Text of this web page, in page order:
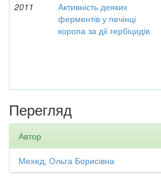
2011
Активність деяких
ферментів у печінці
коропа за дії гербіцидів
Перегляд
Автор
Мехед, Ольга Борисівна